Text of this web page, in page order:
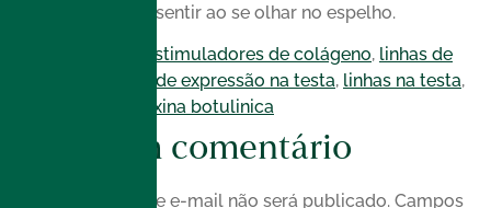
pessoa deseja se sentir ao se olhar no espelho.
bioestimuladores de colágeno, linhas de
linhas de expressão na testa, linhas na testa,
toxina botulinica
Deixe um comentário
O seu endereço de e-mail não será publicado. Campos